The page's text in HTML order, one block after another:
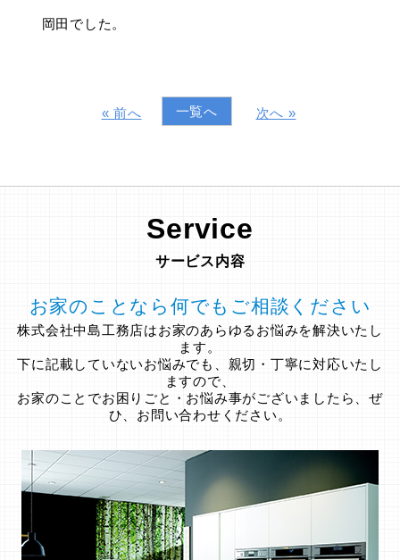
岡田でした。
« 前へ 一覧へ 次へ »
Service
サービス内容
お家のことなら何でもご相談ください
株式会社中島工務店はお家のあらゆるお悩みを解決いたし
ます。
下に記載していないお悩みでも、親切・丁寧に対応いたし
ますので、
お家のことでお困りごと・お悩み事がございましたら、ぜ
ひ、お問い合わせください。